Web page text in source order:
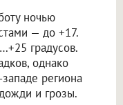
ночью
— до +17.
градусов.
однако
региона
и грозы.